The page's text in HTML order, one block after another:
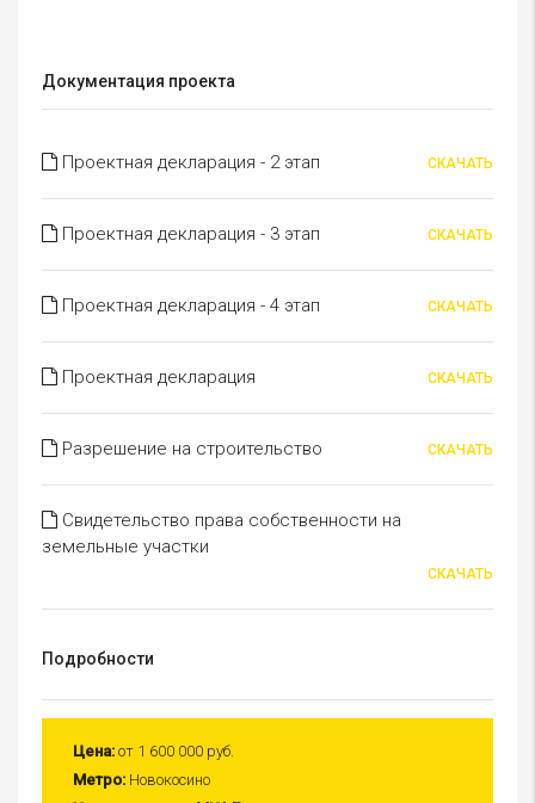
Документация проекта
Проектная декларация - 2 этап СКАЧАТЬ
Проектная декларация - 3 этап СКАЧАТЬ
Проектная декларация - 4 этап СКАЧАТЬ
Проектная декларация СКАЧАТЬ
Разрешение на строительство СКАЧАТЬ
Свидетельство права собственности на
земельные участки
СКАЧАТЬ
Подробности
Цена: от 1 600 000 руб.
Метро: Новокосино